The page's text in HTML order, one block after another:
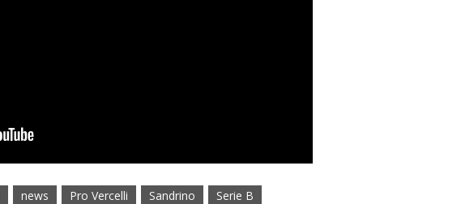
news Pro Vercelli Sandrino Serie B